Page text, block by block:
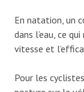
En natation, un
dans l’eau, ce
vitesse et
Pour les